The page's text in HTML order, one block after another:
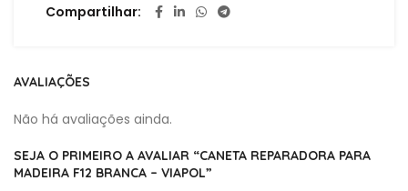
Compartilhar
AVALIAÇÕES
Não há avaliações ainda.
SEJA O PRIMEIRO A AVALIAR “CANETA REPARADORA PARA
MADEIRA F12 BRANCA – VIAPOL”